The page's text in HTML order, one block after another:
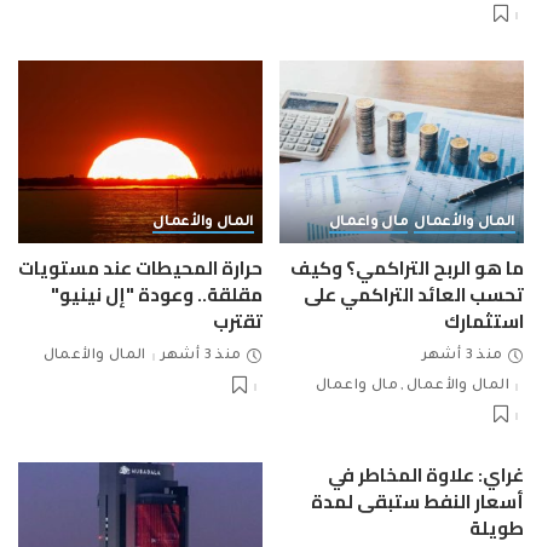
المال والأعمال مال واعمال
ما هو الربح التراكمي؟ وكيف
تحسب العائد التراكمي على
استثمارك
منذ 3 أشهر
المال والأعمال
مال واعمال
المال والأعمال
حرارة المحيطات عند مستويات
مقلقة.. وعودة "إل نينيو"
تقترب
منذ 3 أشهر المال والأعمال
غراي: علاوة المخاطر في
أسعار النفط ستبقى لمدة
طويلة